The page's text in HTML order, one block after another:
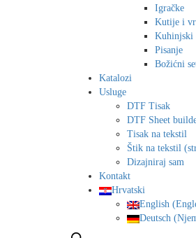
Igračke
Kutije i
Kuhinjski
Pisanje
Božićni
Katalozi
Usluge
DTF Tisak
DTF Sheet
Tisak na tekstil
Štik na tekstil
Dizajniraj sam
Kontakt
Hrvatski
English (
Deutsch (